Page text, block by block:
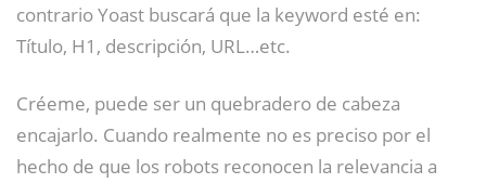
contrario Yoast buscará que la keyword esté en:
Título, H1, descripción, URL…etc.
Créeme, puede ser un quebradero de cabeza
encajarlo. Cuando realmente no es preciso por el
hecho de que los robots reconocen la relevancia a